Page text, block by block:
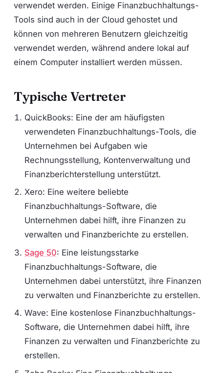
verwendet werden. Einige Finanzbuchhaltungs-
Tools sind auch in der Cloud gehostet und
können von mehreren Benutzern gleichzeitig
verwendet werden, während andere lokal auf
einem Computer installiert werden müssen.
Typische Vertreter
QuickBooks: Eine der am häufigsten
verwendeten Finanzbuchhaltungs-Tools, die
Unternehmen bei Aufgaben wie
Rechnungsstellung, Kontenverwaltung und
Finanzberichterstellung unterstützt.
Xero: Eine weitere beliebte
Finanzbuchhaltungs-Software, die
Unternehmen dabei hilft, ihre Finanzen zu
verwalten und Finanzberichte zu erstellen.
Sage 50: Eine leistungsstarke
Finanzbuchhaltungs-Software, die
Unternehmen dabei unterstützt, ihre Finanzen
zu verwalten und Finanzberichte zu erstellen.
Wave: Eine kostenlose Finanzbuchhaltungs-
Software, die Unternehmen dabei hilft, ihre
Finanzen zu verwalten und Finanzberichte zu
erstellen.